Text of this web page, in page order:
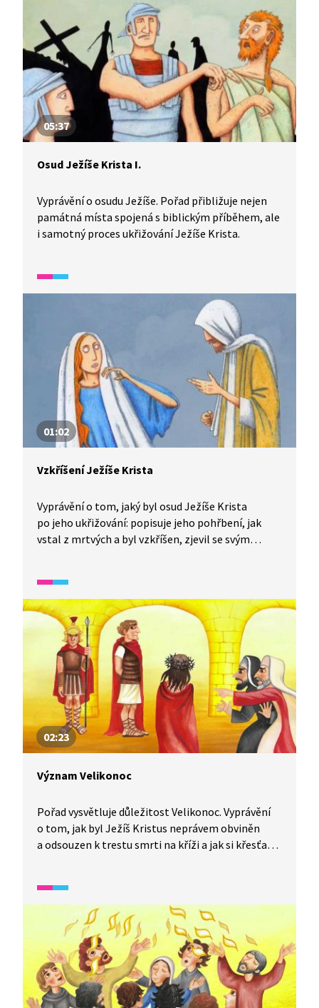
05:37
Osud Ježíše Krista I.
Vyprávění o osudu Ježíše. Pořad přibližuje nejen
památná místa spojená s biblickým příběhem, ale
i samotný proces ukřižování Ježíše Krista.
01:02
Vzkříšení Ježíše Krista
Vyprávění o tom, jaký byl osud Ježíše Krista
po jeho ukřižování: popisuje jeho pohřbení, jak
vstal z mrtvých a byl vzkříšen, zjevil se svým
02:23
Význam Velikonoc
Pořad vysvětluje důležitost Velikonoc. Vyprávění
o tom, jak byl Ježíš Kristus neprávem obviněn
a odsouzen k trestu smrti na kříži a jak si křesťané